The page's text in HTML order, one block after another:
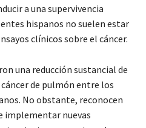
a una supervivencia
hispanos no suelen estar
clínicos sobre el cáncer.
una reducción sustancial de
de pulmón entre los
No obstante, reconocen
implementar nuevas